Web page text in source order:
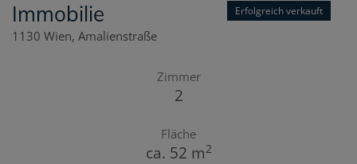
Erfolgreich verkauft
Immobilie
1130 Wien, Amalienstraße
Zimmer
2
Fläche
ca. 52 m2